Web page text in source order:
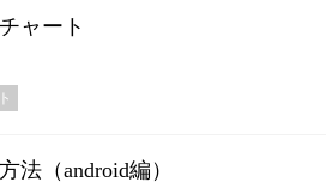
ャート
法（android編）